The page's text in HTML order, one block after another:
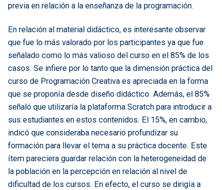
previa en relación a la enseñanza de la programación.
En relación al material didáctico, es interesante observar
que fue lo más valorado por los participantes ya que fue
señalado como lo más valioso del curso en el 85% de los
casos. Se infiere por lo tanto que la dimensión práctica del
curso de Programación Creativa es apreciada en la forma
que se proponía desde diseño didáctico. Además, el 85%
señaló que utilizaría la plataforma Scratch para introducir a
sus estudiantes en estos contenidos. El 15%, en cambio,
indicó que consideraba necesario profundizar su
formación para llevar el tema a su práctica docente. Este
ítem pareciera guardar relación con la heterogeneidad de
la población en la percepción en relación al nivel de
dificultad de los cursos. En efecto, el curso se dirigía a